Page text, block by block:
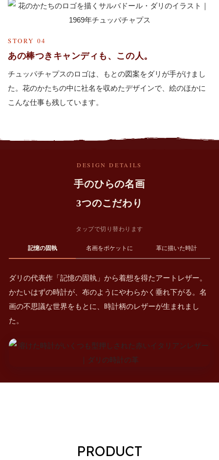
STORY 04
あの棒つきキャンディも、この人。
チュッパチャプスのロゴは、もとの図案をダリが手がけまし
た。花のかたちの中に社名を収めたデザインで、絵のほかに
こんな仕事も残しています。
DESIGN DETAILS
手のひらの名画
3つのこだわり
タップで切り替わります
記憶の固執 名画をポケットに 革に描いた時計
ダリの代表作「記憶の固執」から着想を得たアートレザー。
かたいはずの時計が、布のようにやわらかく垂れ下がる。名
画の不思議な世界をもとに、時計柄のレザーが生まれまし
た。
PRODUCT